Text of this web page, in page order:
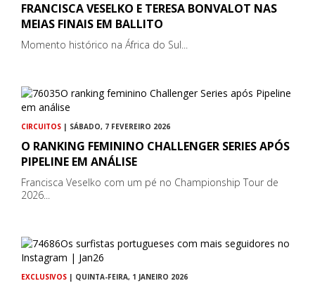
FRANCISCA VESELKO E TERESA BONVALOT NAS
MEIAS FINAIS EM BALLITO
Momento histórico na África do Sul...
CIRCUITOS | SÁBADO, 7 FEVEREIRO 2026
O RANKING FEMININO CHALLENGER SERIES APÓS
PIPELINE EM ANÁLISE
Francisca Veselko com um pé no Championship Tour de
2026...
EXCLUSIVOS | QUINTA-FEIRA, 1 JANEIRO 2026